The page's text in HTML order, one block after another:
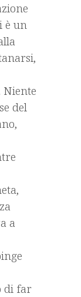
è un
Niente
del
a
di far